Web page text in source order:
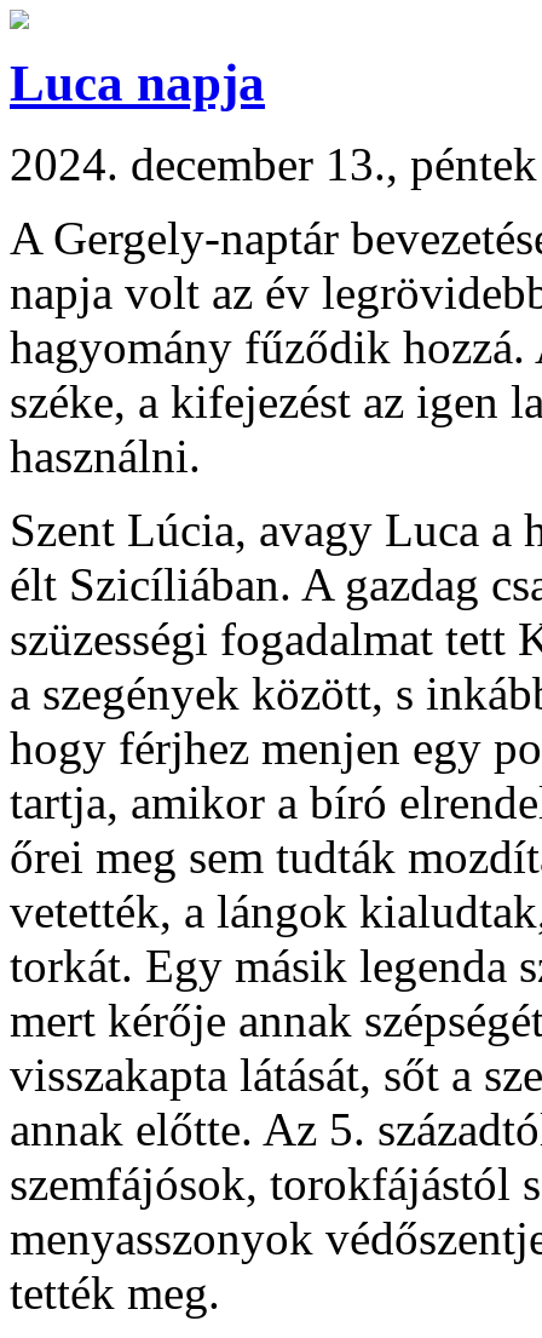
Luca napja
2024. december 13.,
A Gergely-naptár
napja volt az év
hagyomány fűződik hozzá.
széke, a kifejezést az igen
használni.
Szent Lúcia, avagy Luca a
élt Szicíliában. A gazdag
szüzességi fogadalmat tett
a szegények között, s
hogy férjhez menjen egy
tartja, amikor a bíró
őrei meg sem tudták
vetették, a lángok
torkát. Egy másik legenda
mert kérője annak
visszakapta látását, sőt a
annak előtte. Az 5.
szemfájósok, torokfájástól
menyasszonyok
tették meg.